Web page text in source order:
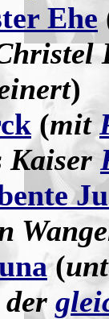
Ehe
)
(mit
Kaiser
(